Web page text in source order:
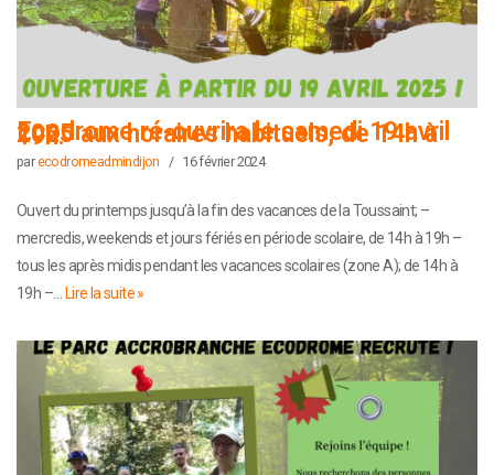
Ecodrome ré-ouvrira le samedi 19 avril 2025 aux horaires habituels, de 14h à 19h.
parecodromeadmindijon 16 février 2024
Ouvert du printemps jusqu’à la fin des vacances de la Toussaint; –
mercredis, weekends et jours fériés en période scolaire, de 14h à 19h –
tous les après midis pendant les vacances scolaires (zone A); de 14h à
19h –…
Lire la suite »